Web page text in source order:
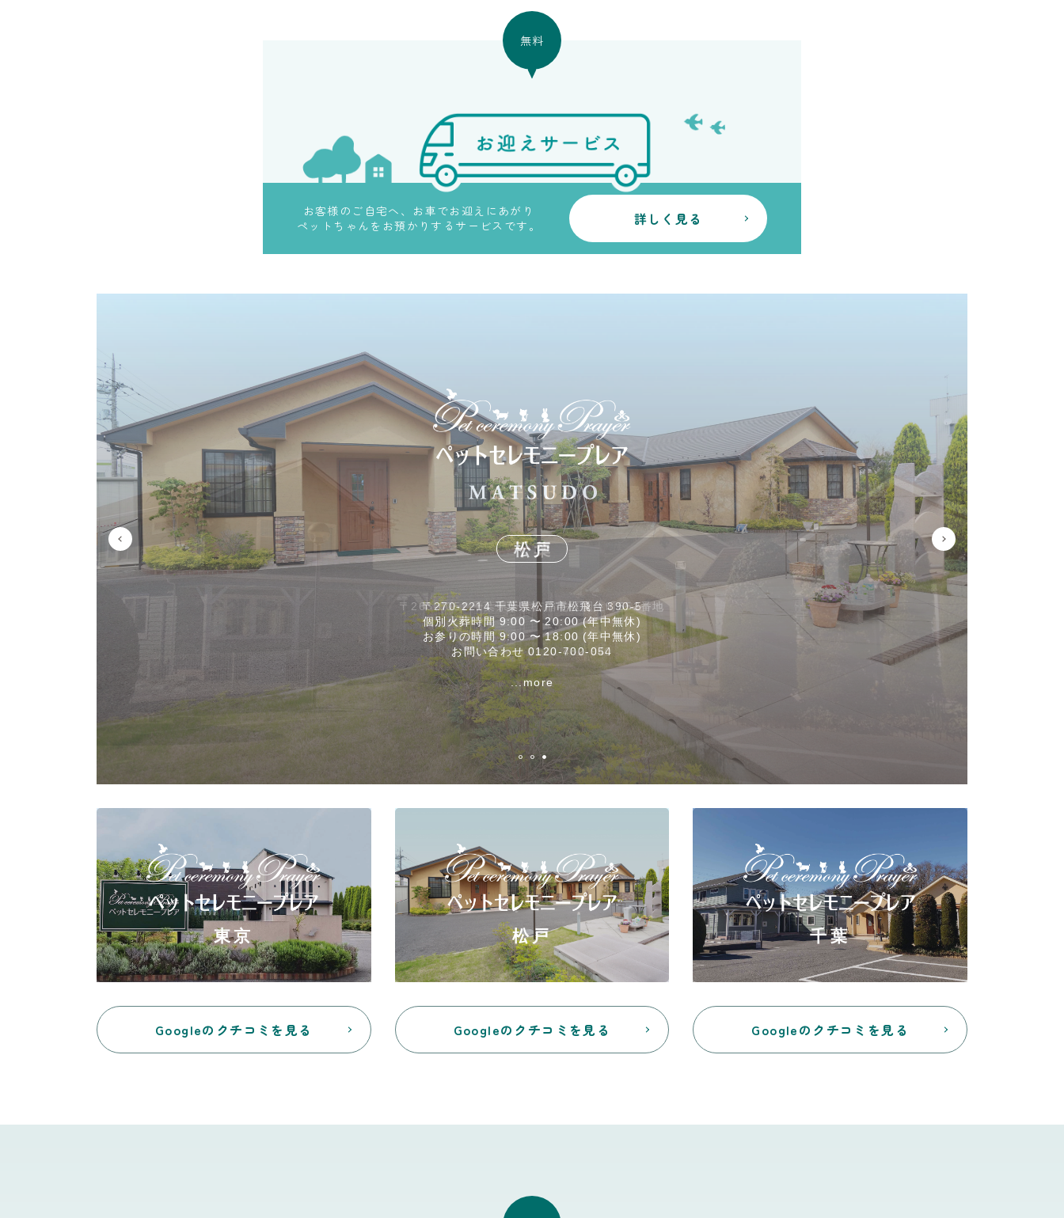
無料
お客様のご自宅へ、お車でお迎えにあがり
ペットちゃんをお預かりするサービスです。
詳しく見る
東京
〒121-0076 東京都足立区平野1-14-15
個別火葬時間 9:00 〜 19:00 (年中無休)
お参りの時間 9:00 〜 18:00 (年中無休)
お問い合わせ 0120-791-240
...more
松戸
〒270-2214 千葉県松戸市松飛台 390-5
個別火葬時間 9:00 〜 20:00 (年中無休)
お参りの時間 9:00 〜 18:00 (年中無休)
お問い合わせ 0120-700-054
...more
千葉
〒263-0051 千葉県千葉市稲毛区園生町552番地
個別火葬時間 9:00 〜 20:00 (年中無休)
お参りの時間 9:00 〜 18:00 (年中無休)
お問い合わせ 0120-482-940
...more
東京
Googleのクチコミを見る
松戸
Googleのクチコミを見る
千葉
Googleのクチコミを見る